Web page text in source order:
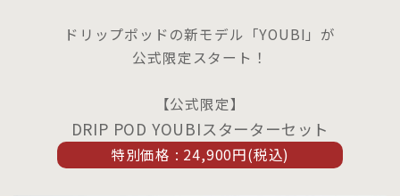
ドリップポッドの新モデル「YOUBI」が
公式限定スタート！
【公式限定】
DRIP POD YOUBIスターターセット
特別価格 : 24,900円(税込)